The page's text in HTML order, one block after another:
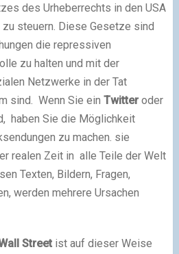
des Urheberrechts in den USA
zu steuern. Diese Gesetze sind
die repressiven
zu halten und mit der
Netzwerke in der Tat
sind. Wenn Sie ein Twitteroder
haben Sie die Möglichkeit
zu machen. sie
realen Zeit in alle Teile der Welt
Texten, Bildern, Fragen,
werden mehrere Ursachen
Streetist auf dieser Weise